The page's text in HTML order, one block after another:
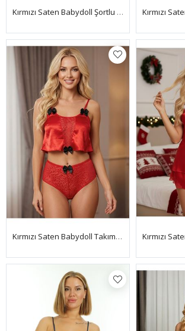
Kırmızı Saten Babydoll Şortlu Takım - 282
Kırmızı Saten Babydoll Takım - 333-K